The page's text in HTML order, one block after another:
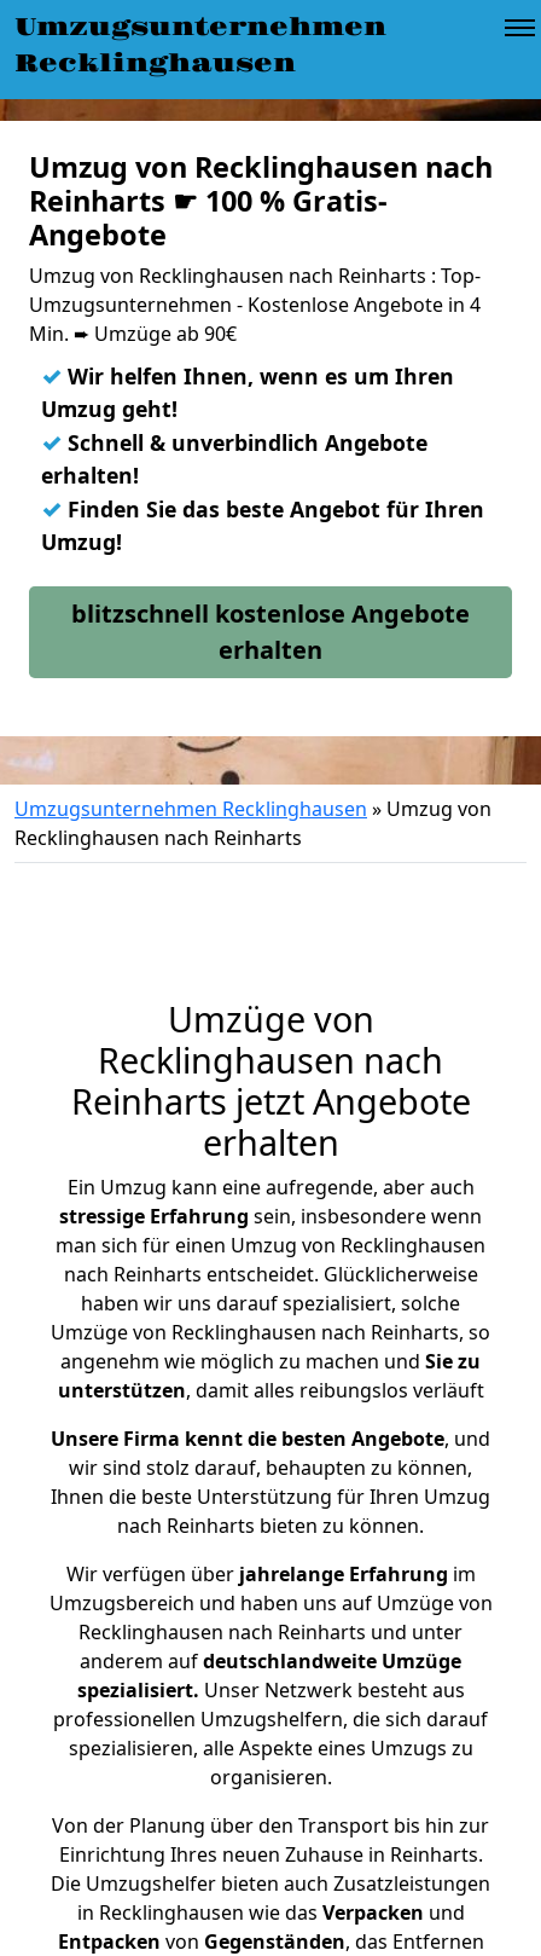
Umzugsunternehmen
Recklinghausen
Umzug von Recklinghausen nach
Reinharts ☛ 100 % Gratis-
Angebote
Umzug von Recklinghausen nach Reinharts : Top-
Umzugsunternehmen - Kostenlose Angebote in 4
Min. ➨ Umzüge ab 90€
✓ Wir helfen Ihnen, wenn es um Ihren
Umzug geht!
✓ Schnell & unverbindlich Angebote
erhalten!
✓ Finden Sie das beste Angebot für Ihren
Umzug!
blitzschnell kostenlose Angebote
erhalten
Umzugsunternehmen Recklinghausen » Umzug von
Recklinghausen nach Reinharts
Umzüge von
Recklinghausen nach
Reinharts jetzt Angebote
erhalten
Ein Umzug kann eine aufregende, aber auch
stressige Erfahrung sein, insbesondere wenn
man sich für einen Umzug von Recklinghausen
nach Reinharts entscheidet. Glücklicherweise
haben wir uns darauf spezialisiert, solche
Umzüge von Recklinghausen nach Reinharts, so
angenehm wie möglich zu machen und Sie zu
unterstützen, damit alles reibungslos verläuft
Unsere Firma kennt die besten Angebote, und
wir sind stolz darauf, behaupten zu können,
Ihnen die beste Unterstützung für Ihren Umzug
nach Reinharts bieten zu können.
Wir verfügen überjahrelange Erfahrung im
Umzugsbereich und haben uns auf Umzüge von
Recklinghausen nach Reinharts und unter
anderem aufdeutschlandweite Umzüge
spezialisiert. Unser Netzwerk besteht aus
professionellen Umzugshelfern, die sich darauf
spezialisieren, alle Aspekte eines Umzugs zu
organisieren.
Von der Planung über den Transport bis hin zur
Einrichtung Ihres neuen Zuhause in Reinharts.
Die Umzugshelfer bieten auch Zusatzleistungen
in Recklinghausen wie das Verpacken und
Entpacken von Gegenständen, das Entfernen